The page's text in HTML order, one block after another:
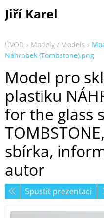
Jiří Karel
ÚVOD Modely / Models
Náhrobek (Tombstone).png
Model pro
plastiku
for the glass
sbírka,
autor
Spustit prezentaci